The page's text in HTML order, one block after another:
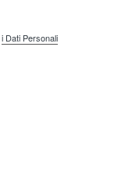
i Dati Personali